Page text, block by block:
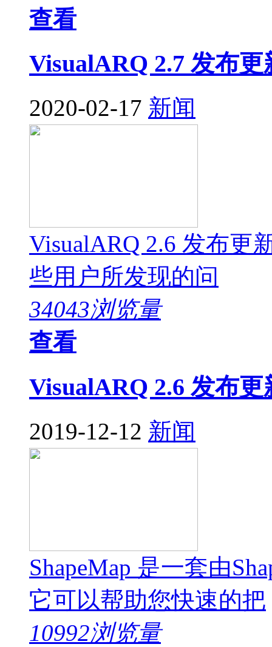
查看
VisualARQ 2.7 发布更
2020-02-17 新闻
VisualARQ 2.6 发布更
些用户所发现的问
34043浏览量
查看
VisualARQ 2.6 发布更
2019-12-12 新闻
ShapeMap 是一套由
它可以帮助您快速的把
10992浏览量